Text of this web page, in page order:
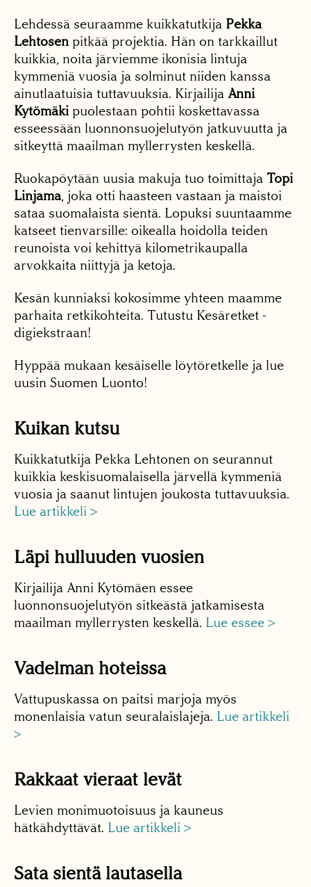
Lehdessä seuraamme kuikkatutkija Pekka
Lehtosen pitkää projektia. Hän on tarkkaillut
kuikkia, noita järviemme ikonisia lintuja
kymmeniä vuosia ja solminut niiden kanssa
ainutlaatuisia tuttavuuksia. Kirjailija Anni
Kytömäki puolestaan pohtii koskettavassa
esseessään luonnonsuojelutyön jatkuvuutta ja
sitkeyttä maailman myllerrysten keskellä.
Ruokapöytään uusia makuja tuo toimittaja Topi
Linjama, joka otti haasteen vastaan ja maistoi
sataa suomalaista sientä. Lopuksi suuntaamme
katseet tienvarsille: oikealla hoidolla teiden
reunoista voi kehittyä kilometrikaupalla
arvokkaita niittyjä ja ketoja.
Kesän kunniaksi kokosimme yhteen maamme
parhaita retkikohteita. Tutustu Kesäretket -
digiekstraan!
Hyppää mukaan kesäiselle löytöretkelle ja lue
uusin Suomen Luonto!
Kuikan kutsu
Kuikkatutkija Pekka Lehtonen on seurannut
kuikkia keskisuomalaisella järvellä kymmeniä
vuosia ja saanut lintujen joukosta tuttavuuksia.
Lue artikkeli >
Läpi hulluuden vuosien
Kirjailija Anni Kytömäen essee
luonnonsuojelutyön sitkeästä jatkamisesta
maailman myllerrysten keskellä. Lue essee >
Vadelman hoteissa
Vattupuskassa on paitsi marjoja myös
monenlaisia vatun seuralaislajeja. Lue artikkeli
>
Rakkaat vieraat levät
Levien monimuotoisuus ja kauneus
hätkähdyttävät. Lue artikkeli >
Sata sientä lautasella